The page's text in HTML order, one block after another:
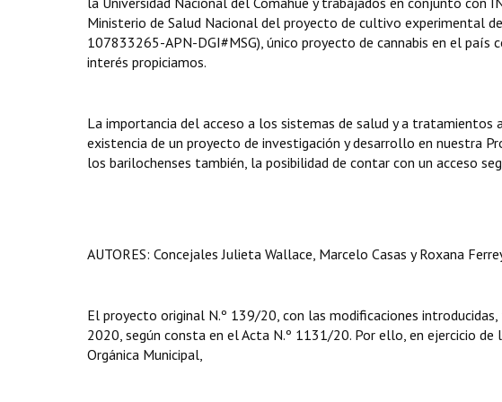
Ministerio de Salud Nacional del proyecto de cultivo experimental
107833265-APN-DGI#MSG), único proyecto de cannabis en el país
interés propiciamos.
La importancia del acceso a los sistemas de salud y a tratamientos
existencia de un proyecto de investigación y desarrollo en nuestra
los barilochenses también, la posibilidad de contar con un acceso
AUTORES: Concejales Julieta Wallace, Marcelo Casas y Roxana
El proyecto original N.º 139/20, con las modificaciones
2020, según consta en el Acta N.º 1131/20. Por ello, en ejercicio
Orgánica Municipal,